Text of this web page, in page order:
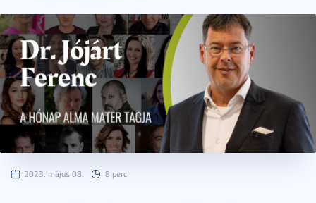
2023. május 08. 8 perc